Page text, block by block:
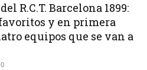
R.C.T. Barcelona 1899:
y en primera
equipos que se van a